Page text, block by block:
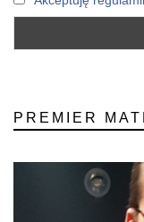
PREMIER